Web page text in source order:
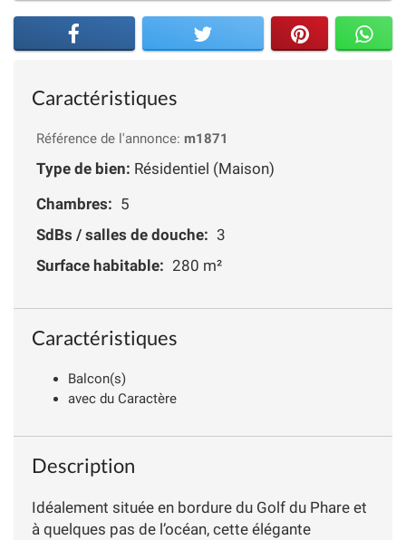
Caractéristiques
Référence de l'annonce: m1871
Type de bien: Résidentiel (Maison)
Chambres: 5
SdBs / salles de douche: 3
Surface habitable: 280 m²
Caractéristiques
Balcon(s)
avec du Caractère
Description
Idéalement située en bordure du Golf du Phare et
à quelques pas de l’océan, cette élégante